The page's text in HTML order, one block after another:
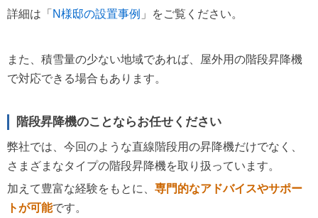
詳細は「 N様邸の設置事例 」をご覧ください。
また、積雪量の少ない地域であれば、屋外用の階段昇降機
で対応できる場合もあります。
階段昇降機のことならお任せください
弊社では、今回のような直線階段用の昇降機だけでなく、
さまざまなタイプの階段昇降機を取り扱っています。
加えて豊富な経験をもとに、 専門的なアドバイスやサポー
トが可能です。